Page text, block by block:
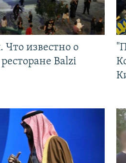
Что известно о
Balzi